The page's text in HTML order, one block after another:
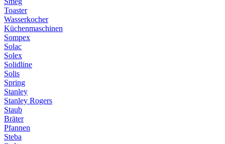
Toaster
Wasserkocher
Küchenmaschinen
Sompex
Solac
Solex
Solidline
Solis
Spring
Stanley
Stanley Rogers
Staub
Bräter
Pfannen
Steba